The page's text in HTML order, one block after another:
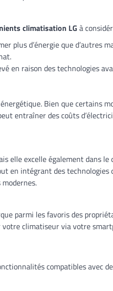
climatisation LG à
plus d’énergie que d’autres
en raison des technologies
Bien que certains
entraîner des coûts
elle excelle également dans
en intégrant des
parmi les favoris des
climatiseur via votre
compatibles avec